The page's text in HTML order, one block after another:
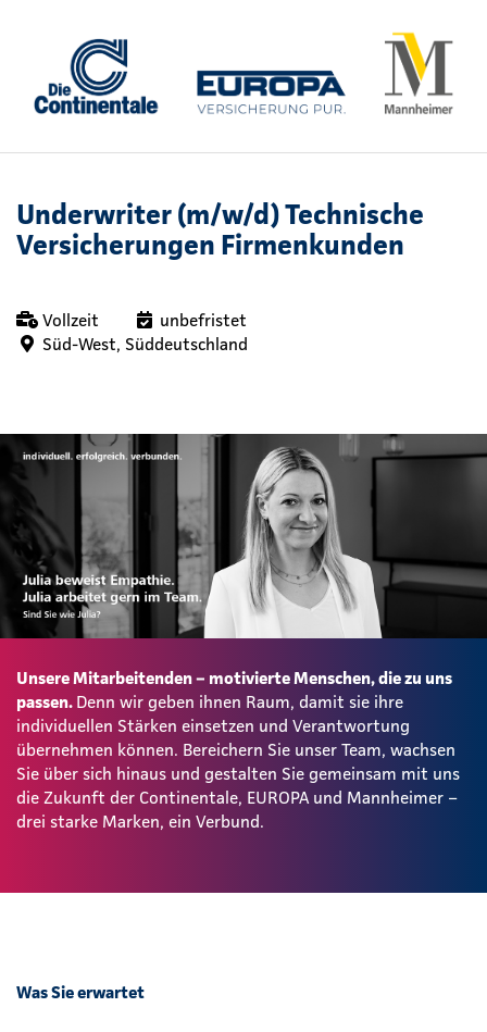
Underwriter (m/w/d) Technische
Versicherungen Firmenkunden
Vollzeit
unbefristet
Süd-West, Süddeutschland
Unsere Mitarbeitenden – motivierte Menschen, die zu uns
passen. Denn wir geben ihnen Raum, damit sie ihre
individuellen Stärken einsetzen und Verantwortung
übernehmen können. Bereichern Sie unser Team, wachsen
Sie über sich hinaus und gestalten Sie gemeinsam mit uns
die Zukunft der Continentale, EUROPA und Mannheimer –
drei starke Marken, ein Verbund.
Was Sie erwartet